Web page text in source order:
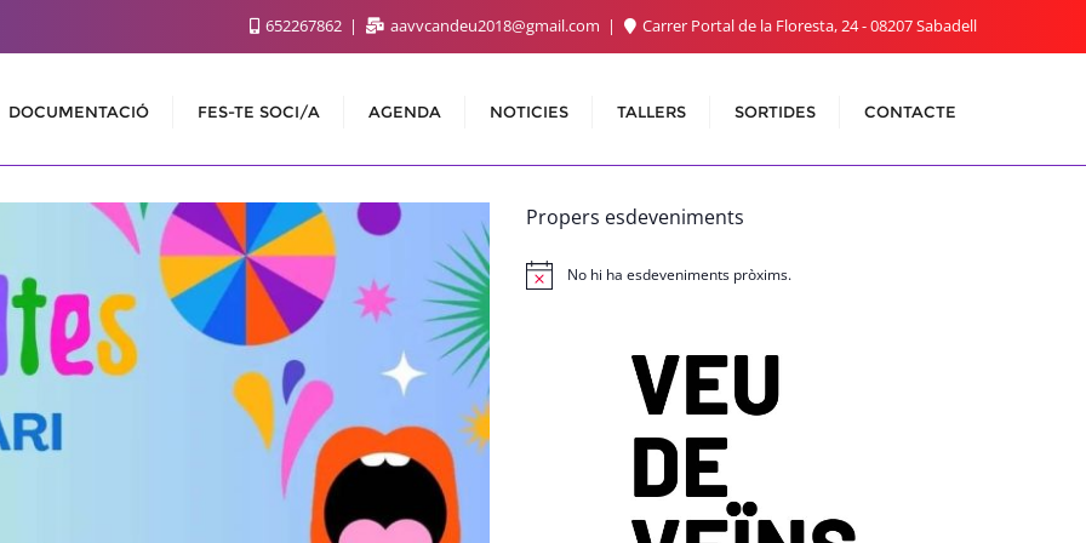
652267862 aavvcandeu2018@gmail.com Carrer Portal de la Floresta, 24 - 08207 Sabadell
DOCUMENTACIÓ FES-TE SOCI/A AGENDA NOTICIES TALLERS SORTIDES CONTACTE
Propers esdeveniments
Avís No hi ha esdeveniments pròxims.